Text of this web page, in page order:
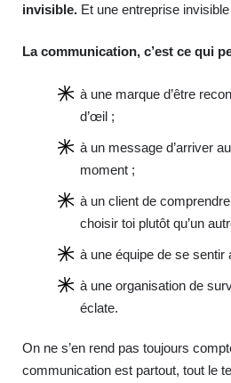
invisible. Et une entreprise
La communication, c’est ce qui
à une marque d’être
d’œil ;
à un message d’arriver
moment ;
à un client de
choisir toi plutôt qu’un
à une équipe de se sentir
à une organisation de
éclate.
On ne s’en rend pas toujours
communication est partout, tout le